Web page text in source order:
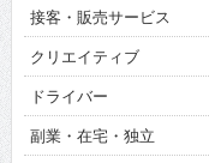
接客・販売サービス
クリエイティブ
ドライバー
副業・在宅・独立